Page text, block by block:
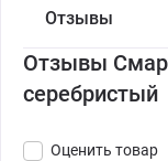
Отзывы
Отзывы
серебристый
Оценить товар